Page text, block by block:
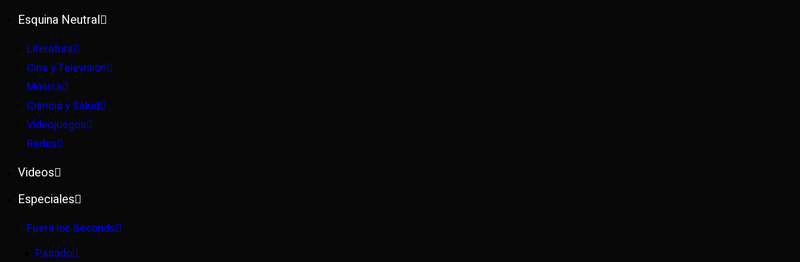
Esquina Neutral
Literatura
Cine y Televisión
Música
Ciencia y Salud
Videojuegos
Redes
Videos
Especiales
Fuera los Seconds
Pasado